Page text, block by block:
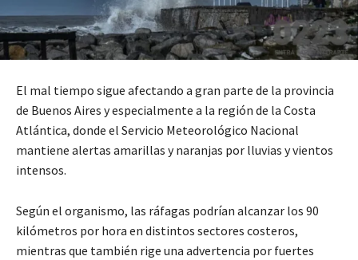
El mal tiempo sigue afectando a gran parte de la provincia
de Buenos Aires y especialmente a la región de la Costa
Atlántica, donde el Servicio Meteorológico Nacional
mantiene alertas amarillas y naranjas por lluvias y vientos
intensos.
Según el organismo, las ráfagas podrían alcanzar los 90
kilómetros por hora en distintos sectores costeros,
mientras que también rige una advertencia por fuertes